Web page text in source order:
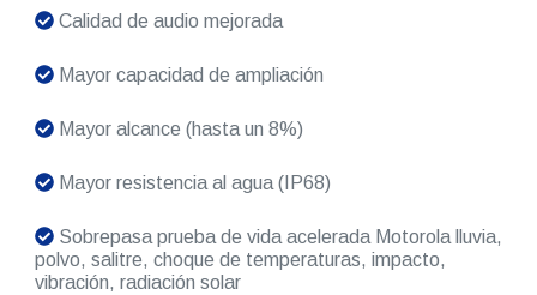
Calidad de audio mejorada
Mayor capacidad de ampliación
Mayor alcance (hasta un 8%)
Mayor resistencia al agua (IP68)
Sobrepasa prueba de vida acelerada Motorola lluvia,
polvo, salitre, choque de temperaturas, impacto,
vibración, radiación solar